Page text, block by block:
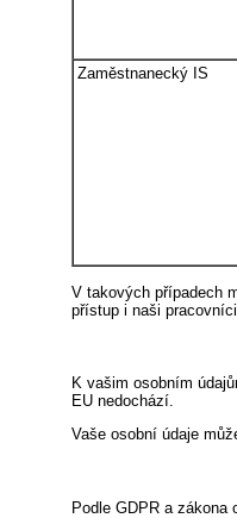
Zaměstnanecký IS
V takových případech
přístup i naši
K vašim osobním
EU nedochází.
Vaše osobní údaje
Podle GDPR a zákona